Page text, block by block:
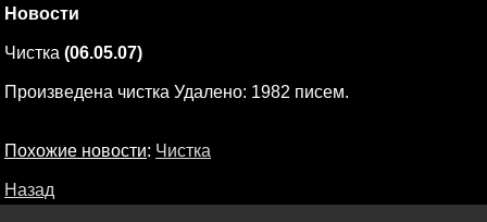
Новости
Чистка (06.05.07)
Произведена чистка Удалено: 1982 писем.
Похожие новости: Чистка
Назад